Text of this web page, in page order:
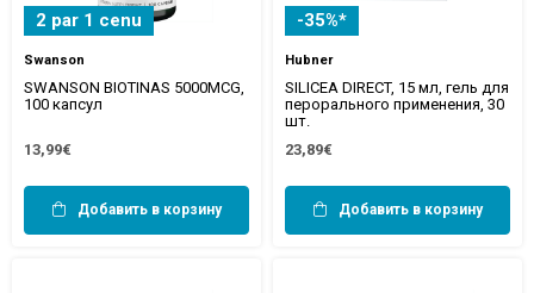
2 par 1 cenu
Swanson
SWANSON BIOTINAS 5000MCG,
100 капсул
13,99€
Добавить в корзину
-35%*
Hubner
SILICEA DIRECT, 15 мл, гель для
перорального применения, 30
шт.
23,89€
Добавить в корзину